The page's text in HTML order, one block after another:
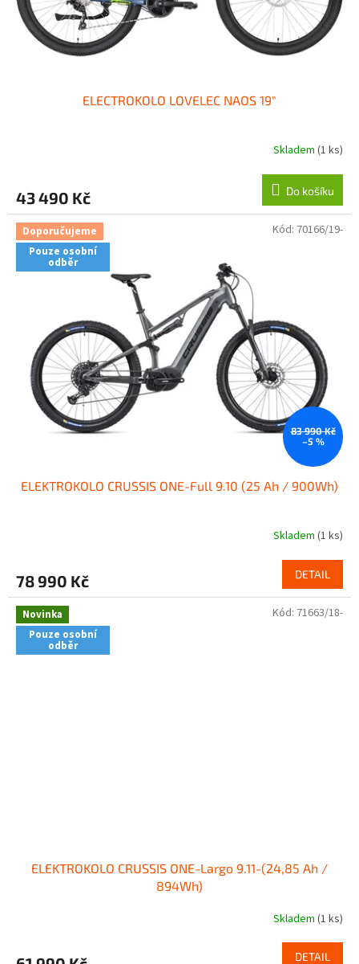
ELECTROKOLO LOVELEC NAOS 19"
Skladem (1 ks)
43 490 Kč Do košíku
Doporučujeme
Pouze osobní
odběr
83 990 Kč
–5 %
ELEKTROKOLO CRUSSIS ONE-Full 9.10 (25 Ah / 900Wh)
Skladem (1 ks)
78 990 Kč DETAIL
Kód: 70166/19-
Novinka
Pouze osobní
odběr
ELEKTROKOLO CRUSSIS ONE-Largo 9.11-(24,85 Ah /
894Wh)
Skladem (1 ks)
DETAIL
Kód: 71663/18-